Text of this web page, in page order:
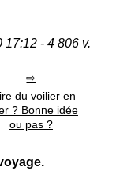
17:12 - 4 806 v.
du voilier en
? Bonne idée
ou pas ?